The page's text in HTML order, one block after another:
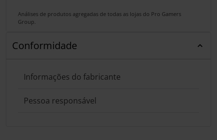
Análises de produtos agregadas de todas as lojas do Pro Gamers
Group.
Conformidade
Informações do fabricante
Pessoa responsável